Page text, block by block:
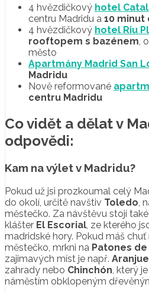
4 hvězdičkový hotel
centru Madridu a 10 minut
4 hvězdičkový hotel Riu
rooftopem s bazénem,
město
Apartmány Madrid San
Madridu
Nově reformované
centru Madridu
Co vidět a dělat v
odpovědi:
Kam na výlet v Madridu?
Pokud už jsi prozkoumal celý
do okolí, určitě navštiv Toledo ,
městečko. Za návštěvu stojí
klášter El Escorial , ze kterého
madridské hory. Pokud máš
městečko, mrkni na Patones
zajimavých míst je např.
zahrady nebo Chinchón , který
náměstím obklopeným